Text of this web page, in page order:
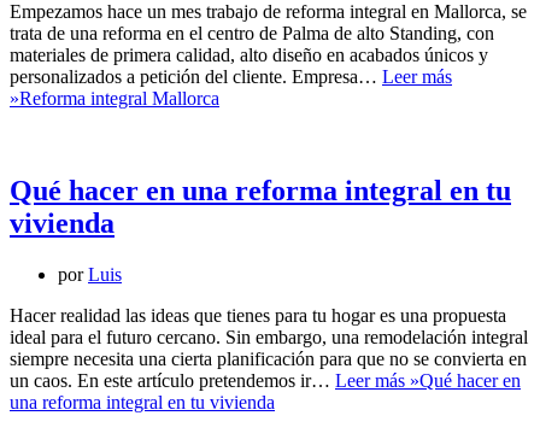
Empezamos hace un mes trabajo de reforma integral en Mallorca, se
trata de una reforma en el centro de Palma de alto Standing, con
materiales de primera calidad, alto diseño en acabados únicos y
personalizados a petición del cliente. Empresa… Leer más
»Reforma integral Mallorca
Qué hacer en una reforma integral en tu
vivienda
porLuis
Hacer realidad las ideas que tienes para tu hogar es una propuesta
ideal para el futuro cercano. Sin embargo, una remodelación integral
siempre necesita una cierta planificación para que no se convierta en
un caos. En este artículo pretendemos ir… Leer más »Qué hacer en
una reforma integral en tu vivienda